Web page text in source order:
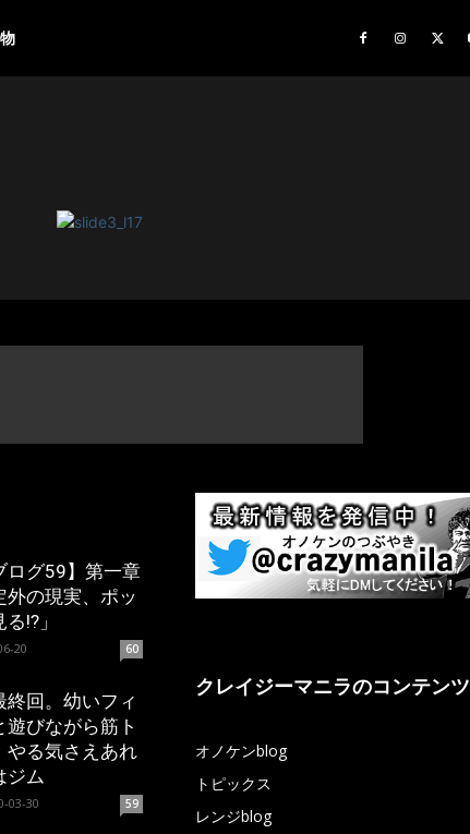
ログ59】第一章
外の現実、ポッ
!?」
20 60
終回。幼いフィ
遊びながら筋ト
やる気さえあれ
ジム
03-30 59
クレイジーマニラのコンテンツ
オノケンblog
トピックス
レンジblog